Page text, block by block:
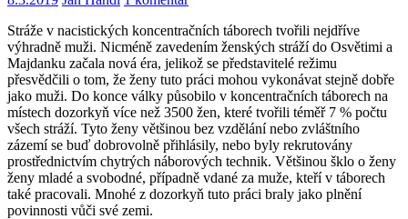
Stráže v nacistických koncentračních táborech tvořili nejdříve
výhradně muži. Nicméně zavedením ženských stráží do Osvětimi a
Majdanku začala nová éra, jelikož se představitelé režimu
přesvědčili o tom, že ženy tuto práci mohou vykonávat stejně dobře
jako muži. Do konce války působilo v koncentračních táborech na
místech dozorkyň více než 3500 žen, které tvořili téměř 7 % počtu
všech stráží. Tyto ženy většinou bez vzdělání nebo zvláštního
zázemí se buď dobrovolně přihlásily, nebo byly rekrutovány
prostřednictvím chytrých náborových technik. Většinou šklo o ženy
ženy mladé a svobodné, případně vdané za muže, kteří v táborech
také pracovali. Mnohé z dozorkyň tuto práci braly jako plnění
povinnosti vůči své zemi.